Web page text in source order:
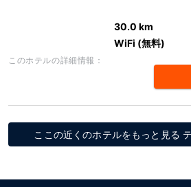
30.0 km
WiFi (無料)
このホテルの詳細情報：
ここの近くのホテルをもっと見る